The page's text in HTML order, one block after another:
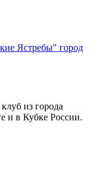
из города
и в Кубке России.